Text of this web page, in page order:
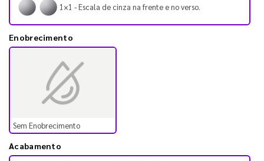
1×1 - Escala de cinza na frente e no verso.
Enobrecimento
Sem Enobrecimento
Acabamento